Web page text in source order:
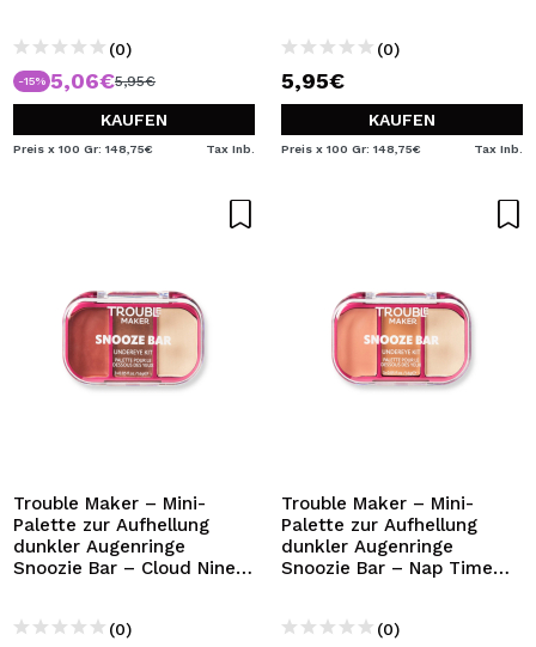
(0)
-15% 5,06€5,95€
KAUFEN
Preis x 100 Gr: 148,75€ Tax Inb.
(0)
5,95€
KAUFEN
Preis x 100 Gr: 148,75€ Tax Inb.
Trouble Maker – Mini-
Palette zur Aufhellung
dunkler Augenringe
Snoozie Bar – Cloud Nine
(0)
Trouble Maker – Mini-
Palette zur Aufhellung
dunkler Augenringe
Snoozie Bar – Nap Time
(0)